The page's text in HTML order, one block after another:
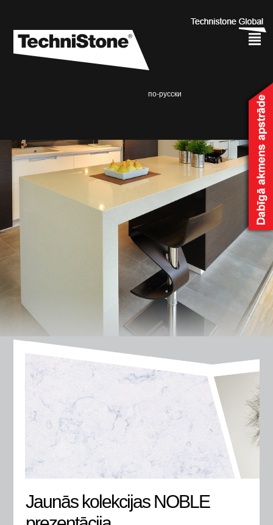
по-русски
²
Jaunās kolekcijas NOBLE